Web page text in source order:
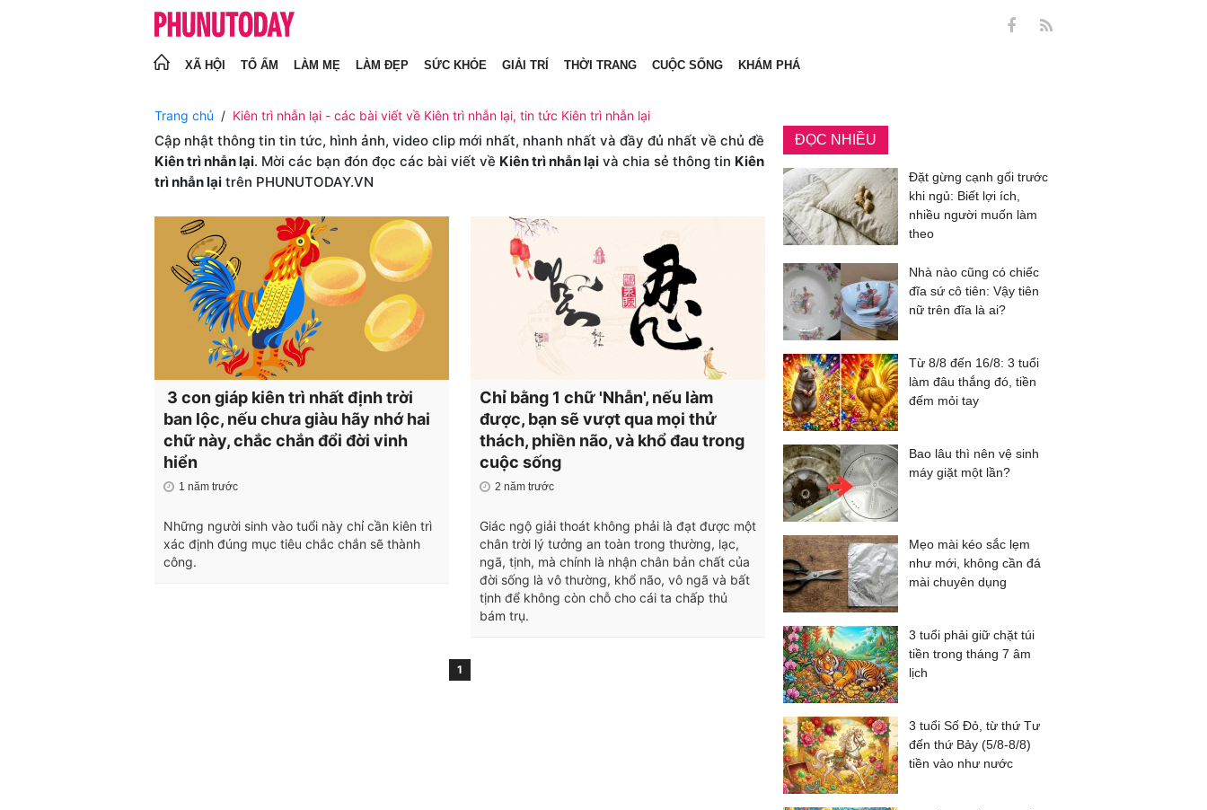
XÃ HỘI TỔ ẤM LÀM MẸ LÀM ĐẸP SỨC KHỎE GIẢI TRÍ THỜI TRANG CUỘC SỐNG KHÁM PHÁ
Trang chủ Kiên trì nhẫn lại - các bài viết về Kiên trì nhẫn lại, tin tức Kiên trì nhẫn lại
Cập nhật thông tin tin tức, hình ảnh, video clip mới nhất, nhanh nhất và đầy đủ nhất về chủ đề
Kiên trì nhẫn lại. Mời các bạn đón đọc các bài viết về Kiên trì nhẫn lại và chia sẻ thông tin Kiên
trì nhẫn lại trên PHUNUTODAY.VN
3 con giáp kiên trì nhất định trời
ban lộc, nếu chưa giàu hãy nhớ hai
chữ này, chắc chắn đổi đời vinh
hiển
1 năm trước
Những người sinh vào tuổi này chỉ cần kiên trì
xác định đúng mục tiêu chắc chắn sẽ thành
công.
Chỉ bằng 1 chữ 'Nhẫn', nếu làm
được, bạn sẽ vượt qua mọi thử
thách, phiền não, và khổ đau trong
cuộc sống
2 năm trước
Giác ngộ giải thoát không phải là đạt được một
chân trời lý tưởng an toàn trong thường, lạc,
ngã, tịnh, mà chính là nhận chân bản chất của
đời sống là vô thường, khổ não, vô ngã và bất
tịnh để không còn chỗ cho cái ta chấp thủ
bám trụ.
1
ĐỌC NHIỀU
Đặt gừng cạnh gối trước
khi ngủ: Biết lợi ích,
nhiều người muốn làm
theo
Nhà nào cũng có chiếc
đĩa sứ cô tiên: Vậy tiên
nữ trên đĩa là ai?
Từ 8/8 đến 16/8: 3 tuổi
làm đâu thắng đó, tiền
đếm mỏi tay
Bao lâu thì nên vệ sinh
máy giặt một lần?
Mẹo mài kéo sắc lẹm
như mới, không cần đá
mài chuyên dụng
3 tuổi phải giữ chặt túi
tiền trong tháng 7 âm
lịch
3 tuổi Số Đỏ, từ thứ Tư
đến thứ Bảy (5/8-8/8)
tiền vào như nước